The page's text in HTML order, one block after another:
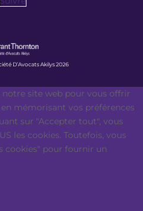
D’Avocats Akilys 2026
notre site web pour vous offrir
mémorisant vos préférences
sur "Accepter tout", vous
les cookies. Toutefois, vous
cookies" pour fournir un